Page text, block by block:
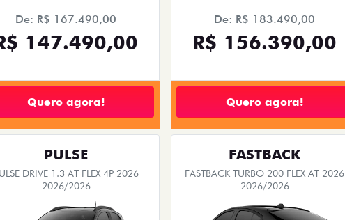
De: R$ 167.490,00
147.490,00
Quero agora!
De: R$ 183.490,00
R$ 156.390,00
Quero agora!
PULSE
DRIVE 1.3 AT FLEX 4P 2026
2026/2026
FASTBACK
FASTBACK TURBO 200 FLEX AT 2026
2026/2026